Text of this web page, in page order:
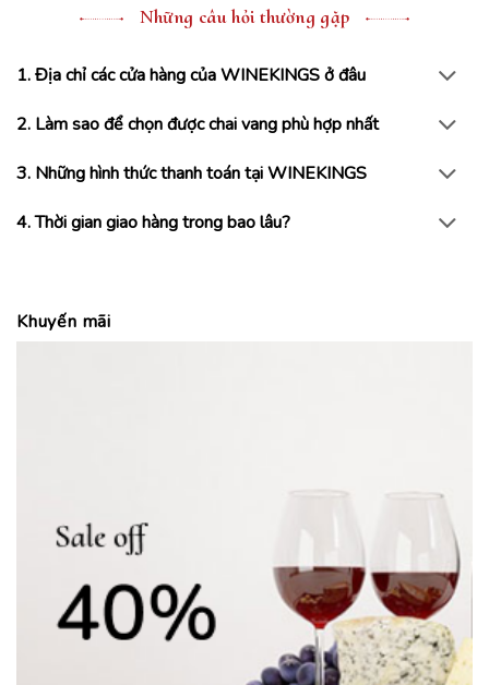
Khuyến mãi
Những câu hỏi thường gặp
1. Địa chỉ các cửa hàng của WINEKINGS ở đâu
2. Làm sao để chọn được chai vang phù hợp nhất
3. Những hình thức thanh toán tại WINEKINGS
4. Thời gian giao hàng trong bao lâu?